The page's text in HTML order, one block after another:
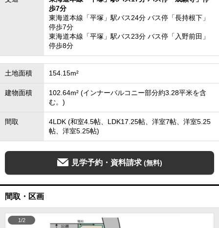
歩7分
東海道本線「平塚」駅バス24分 バス停「長持根下」
停歩7分
東海道本線「平塚」駅バス23分 バス停「入野前田」
停歩8分
土地面積 154.15m²
建物面積
102.64m² (インナーバルコニー部分約3.28平米を含
む。)
間取
4LDK (和室4.5帖、LDK17.25帖、洋室7帖、洋室5.25
帖、洋室5.25帖)
見学予約・資料請求 (無料)
間取・区画
1/2